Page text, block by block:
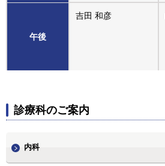
午後
吉田 和彦
診療科のご案内
内科